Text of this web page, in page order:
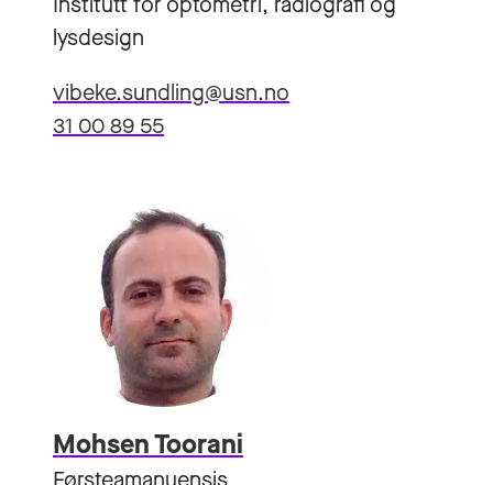
lysdesign
vibeke.sundling@usn.no
31 00 89 55
Mohsen Toorani